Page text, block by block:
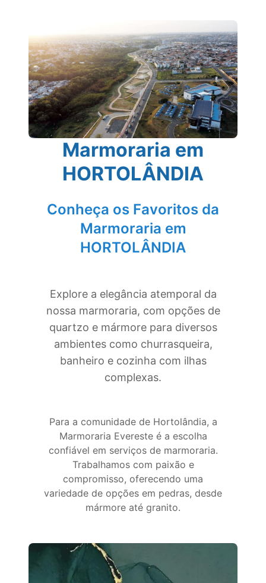
Marmoraria em
HORTOLÂNDIA
Conheça os Favoritos da
Marmoraria em
HORTOLÂNDIA
Explore a elegância atemporal da
nossa marmoraria, com opções de
quartzo e mármore para diversos
ambientes como churrasqueira,
banheiro e cozinha com ilhas
complexas.
Para a comunidade de Hortolândia, a
Marmoraria Evereste é a escolha
confiável em serviços de marmoraria.
Trabalhamos com paixão e
compromisso, oferecendo uma
variedade de opções em pedras, desde
mármore até granito.